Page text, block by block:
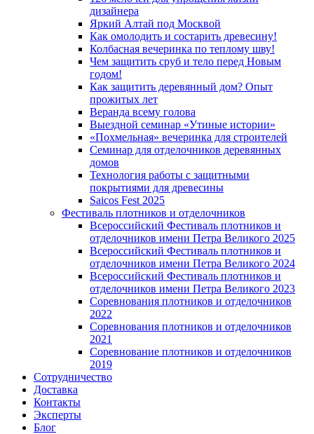
дизайнера
Яркий Алтай под Москвой
Как омолодить и состарить древесину!
Колбасная вечеринка по теплому шву!
Чем защитить сруб и тело перед Новым
годом!
Как защитить деревянный дом? Опыт
прожитых лет
Веранда всему голова
Выездной семинар «Утиные истории»
«Похмельная» вечеринка для строителей
Семинар для отделочников деревянных
домов
Технология работы с защитными
покрытиями для древесины
Saicos Fest 2025
Фестиваль плотников и отделочников
Всероссийский Фестиваль плотников и
отделочников имени Петра Великого 2025
Всероссийский Фестиваль плотников и
отделочников имени Петра Великого 2024
Всероссийский Фестиваль плотников и
отделочников имени Петра Великого 2023
Соревнования плотников и отделочников
2022
Соревнования плотников и отделочников
2021
Соревнование плотников и отделочников
2019
Сотрудничество
Доставка
Контакты
Эксперты
Блог